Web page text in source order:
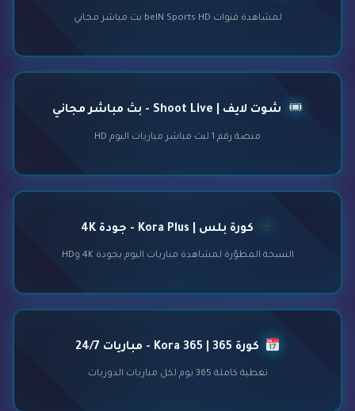
لمشاهدة قنوات beIN Sports HD بث مباشر مجاني
شوت لايف | Shoot Live - بث مباشر مجاني
منصة رقم 1 لبث مباشر مباريات اليوم HD
كورة بلس | Kora Plus - جودة 4K
النسخة المطوّرة لمشاهدة مباريات اليوم بجودة 4K وHD
كورة 365 | Kora 365 - مباريات 24/7
تغطية كاملة 365 يوم لكل مباريات الدوريات